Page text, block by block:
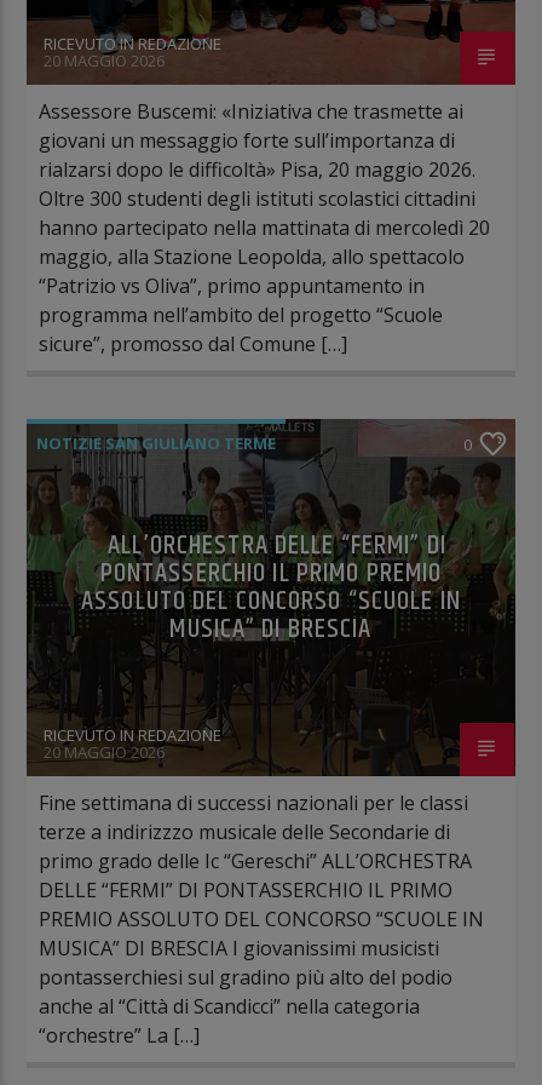
RICEVUTO IN REDAZIONE
20 MAGGIO 2026
Assessore Buscemi: «Iniziativa che trasmette ai
giovani un messaggio forte sull’importanza di
rialzarsi dopo le difficoltà» Pisa, 20 maggio 2026.
Oltre 300 studenti degli istituti scolastici cittadini
hanno partecipato nella mattinata di mercoledì 20
maggio, alla Stazione Leopolda, allo spettacolo
“Patrizio vs Oliva”, primo appuntamento in
programma nell’ambito del progetto “Scuole
sicure”, promosso dal Comune […]
NOTIZIE SAN GIULIANO TERME 0
ALL’ORCHESTRA DELLE “FERMI” DI
PONTASSERCHIO IL PRIMO PREMIO
ASSOLUTO DEL CONCORSO “SCUOLE IN
MUSICA” DI BRESCIA
RICEVUTO IN REDAZIONE
20 MAGGIO 2026
Fine settimana di successi nazionali per le classi
terze a indirizzzo musicale delle Secondarie di
primo grado delle Ic “Gereschi” ALL’ORCHESTRA
DELLE “FERMI” DI PONTASSERCHIO IL PRIMO
PREMIO ASSOLUTO DEL CONCORSO “SCUOLE IN
MUSICA” DI BRESCIA I giovanissimi musicisti
pontasserchiesi sul gradino più alto del podio
anche al “Città di Scandicci” nella categoria
“orchestre” La […]